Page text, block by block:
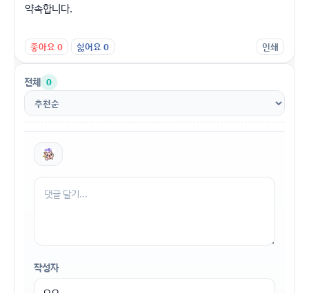
약속합니다.
좋아요0 싫어요0 인쇄
전체 0
작성자